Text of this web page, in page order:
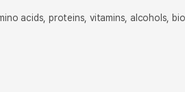
acids, proteins, vitamins, alcohols,